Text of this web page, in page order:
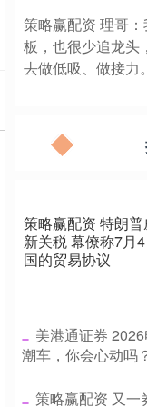
策略赢配资 理哥
板，也很少追龙头
去做低吸、做接力。
策略赢配资 特朗
新关税 幕僚称7月
国的贸易协议
美港通证券
潮车，你会心动吗
策略赢配资 又一